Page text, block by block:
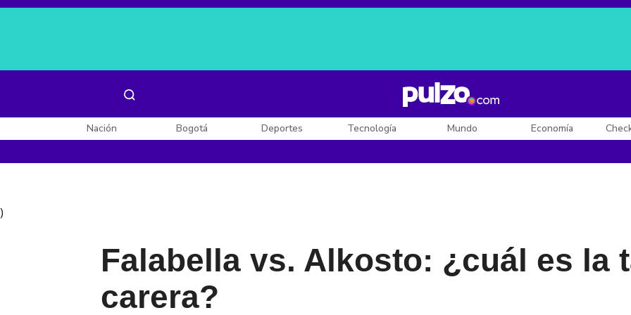
Posesión de De la Espriella
Nación Bogotá Deportes Tecnología Mundo Economía
)
Falabella vs. Alkosto: ¿cuál es la
carera?